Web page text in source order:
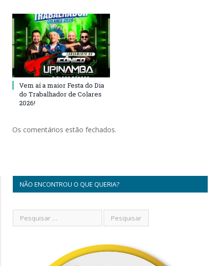
Vem aí a maior Festa do Dia
do Trabalhador de Colares
2026!
Os comentários estão fechados.
NÃO ENCONTROU O QUE QUERIA?